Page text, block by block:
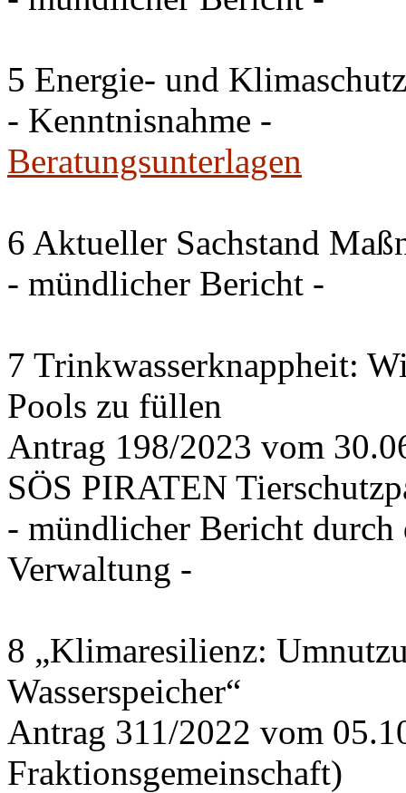
5 Energie- und
- Kenntnisnahme -
Beratungsunterlagen
6 Aktueller Sachstand
- mündlicher Bericht -
7 Trinkwasserknappheit:
Pools zu füllen
Antrag 198/2023 vom
SÖS PIRATEN
- mündlicher Bericht
Verwaltung -
8 „Klimaresilienz:
Wasserspeicher“
Antrag 311/2022 vom
Fraktionsgemeinschaft)